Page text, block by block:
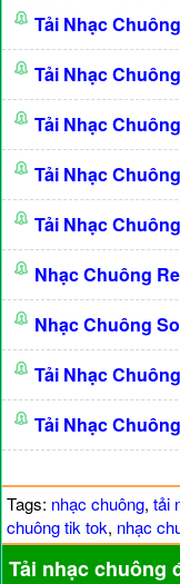
Tải Nhạc
Tải Nhạc
Tải Nhạc
Tải Nhạc
Tải Nhạc
Nhạc Chuông
Nhạc Chuông
Tải Nhạc
Tải Nhạc
Tags: nhạc chuông, tải
chuông tik tok, nhạc
Tải nhạc chuông